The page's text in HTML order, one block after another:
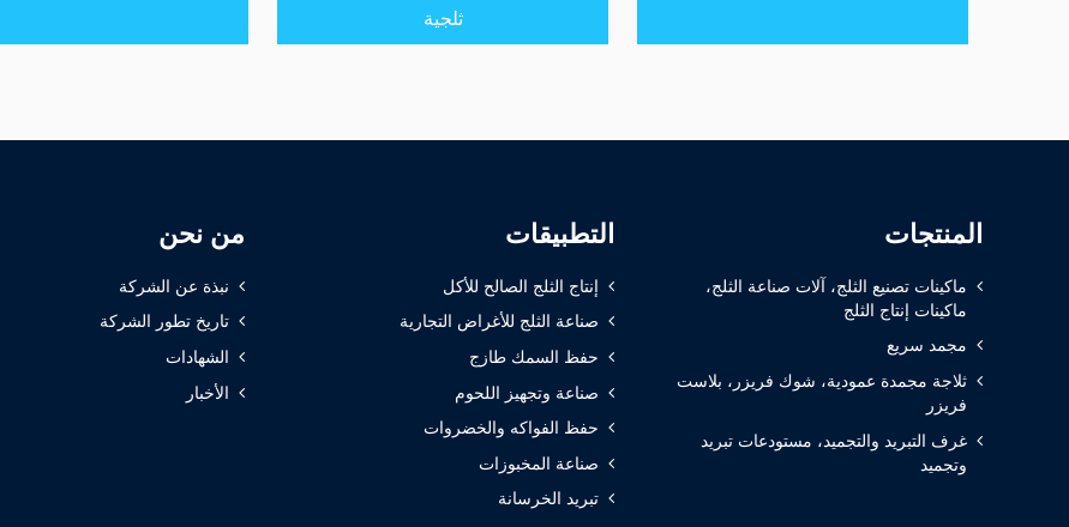
ثلجية
المنتجات
ماكينات تصنيع الثلج، آلات صناعة الثلج،
ماكينات إنتاج الثلج
مجمد سريع
ثلاجة مجمدة عمودية، شوك فريزر، بلاست
فريزر
غرف التبريد والتجميد، مستودعات تبريد
وتجميد
التطبيقات
إنتاج الثلج الصالح للأكل
صناعة الثلج للأغراض التجارية
حفظ السمك طازج
صناعة وتجهيز اللحوم
حفظ الفواكه والخضروات
صناعة المخبوزات
تبريد الخرسانة
من نحن
نبذة عن الشركة
تاريخ تطور الشركة
الشهادات
الأخبار